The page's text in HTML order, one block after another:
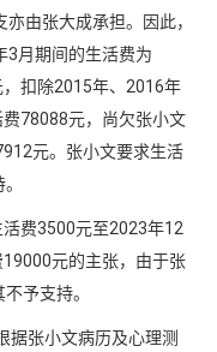
由张大成承担。因此，
3月期间的生活费为
扣除2015年、2016年
78088元，尚欠张小文
元。张小文要求生活
费3500元至2023年12
元的主张，由于张
予支持。
据张小文病历及心理测